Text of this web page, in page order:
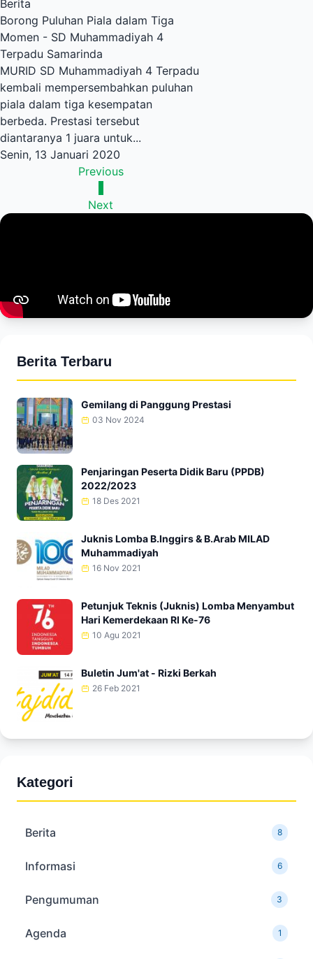
Berita
Borong Puluhan Piala dalam Tiga
Momen - SD Muhammadiyah 4
Terpadu Samarinda
MURID SD Muhammadiyah 4 Terpadu
kembali mempersembahkan puluhan
piala dalam tiga kesempatan
berbeda. Prestasi tersebut
diantaranya 1 juara untuk...
Senin, 13 Januari 2020
Previous
Next
Berita Terbaru
Gemilang di Panggung Prestasi
03 Nov 2024
Penjaringan Peserta Didik Baru (PPDB)
2022/2023
18 Des 2021
Juknis Lomba B.Inggirs & B.Arab MILAD
Muhammadiyah
16 Nov 2021
Petunjuk Teknis (Juknis) Lomba Menyambut
Hari Kemerdekaan RI Ke-76
10 Agu 2021
Buletin Jum'at - Rizki Berkah
26 Feb 2021
Kategori
Berita 8
Informasi 6
Pengumuman 3
Agenda 1